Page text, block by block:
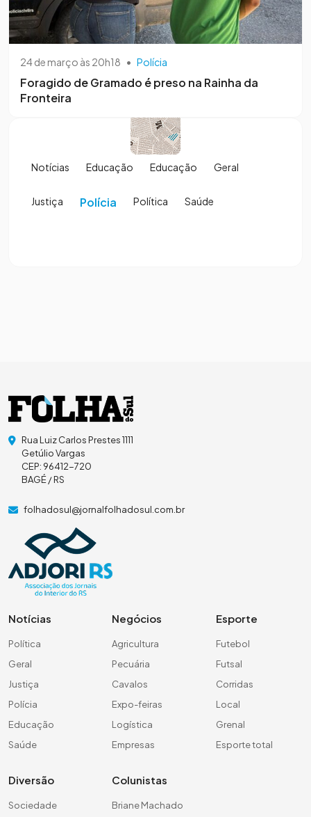
24 de março às 20h18 • Polícia
Foragido de Gramado é preso na Rainha da
Fronteira
Notícias Educação Educação Geral
Justiça Polícia Política Saúde
Rua Luiz Carlos Prestes 1111
Getúlio Vargas
CEP: 96412-720
BAGÉ / RS
folhadosul@jornalfolhadosul.com.br
Notícias
Política
Geral
Justiça
Polícia
Educação
Saúde
Negócios
Agricultura
Pecuária
Cavalos
Expo-feiras
Logística
Empresas
Esporte
Futebol
Futsal
Corridas
Local
Grenal
Esporte total
Diversão
Sociedade
Colunistas
Briane Machado